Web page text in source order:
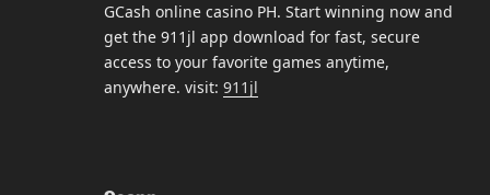
GCash online casino PH. Start winning now and
get the 911jl app download for fast, secure
access to your favorite games anytime,
anywhere. visit: 911jl